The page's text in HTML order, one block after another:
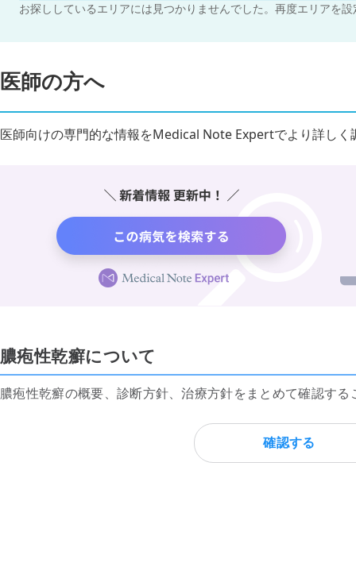
お探ししているエリアには見つかりませんでした。再度エリアを
医師の方へ
医師向けの専門的な情報をMedical Note Expertでより詳しく
膿疱性乾癬について
膿疱性乾癬の概要、診断方針、治療方針をまとめて確認する
確認する